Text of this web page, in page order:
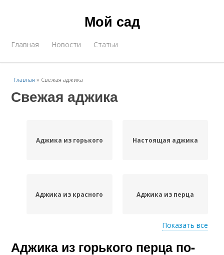
Мой сад
Главная Новости Статьи
Главная » Свежая аджика
Свежая аджика
Аджика из горького Настоящая аджика
Аджика из красного Аджика из перца
Кавказская аджика Вкусная аджика
Показать все
Аджика из горького перца по-